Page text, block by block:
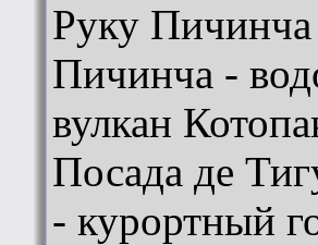
Руку Пичинча
Пичинча -
вулкан
Посада де
- курортный